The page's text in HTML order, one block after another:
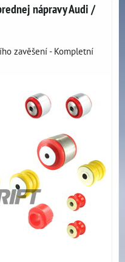
nápravy Audi /
zavěšení - Kompletní